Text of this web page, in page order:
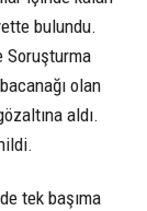
bulundu.
Soruşturma
olan
aldı.
tek başıma